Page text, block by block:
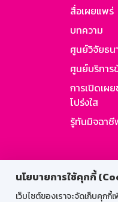
นโยบายการใช้คุกกี้
เว็บไซต์ของเราจะจัดเก็บคุก
สื่อเผยแพร่
บทความ
ศูนย์วิจัยธน
ศูนย์บริการ
การเปิดเผ
โปร่งใส
รู้ทันมิจฉา